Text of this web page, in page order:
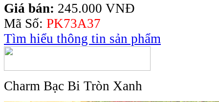
Giá bán: 245.000 VNĐ
Mã Số: PK73A37
Tìm hiểu thông tin sản phẩm
Charm Bạc Bi Tròn Xanh